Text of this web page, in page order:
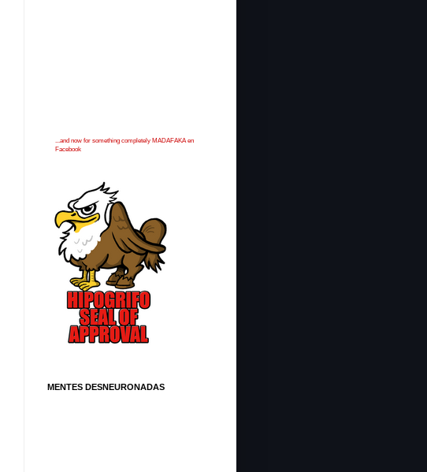
...and now for something completely MADAFAKA en
Facebook
MENTES DESNEURONADAS